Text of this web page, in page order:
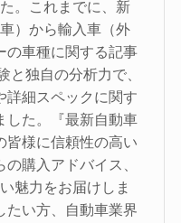
。これまでに、新
）から輸入車（外
の車種に関する記事
独自の分析力で、
詳細スペックに関す
した。『最新自動車
皆様に信頼性の高い
購入アドバイス、
魅力をお届けしま
たい方、自動車業界